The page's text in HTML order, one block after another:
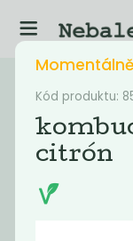
Filtrovat
Doporučené
Kód produktu:
citrón